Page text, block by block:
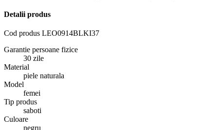
Detalii produs
Cod produs LEO0914BLKI37
Garantie persoane fizice
30 zile
Material
piele naturala
Model
femei
Tip produs
saboti
Culoare
negru